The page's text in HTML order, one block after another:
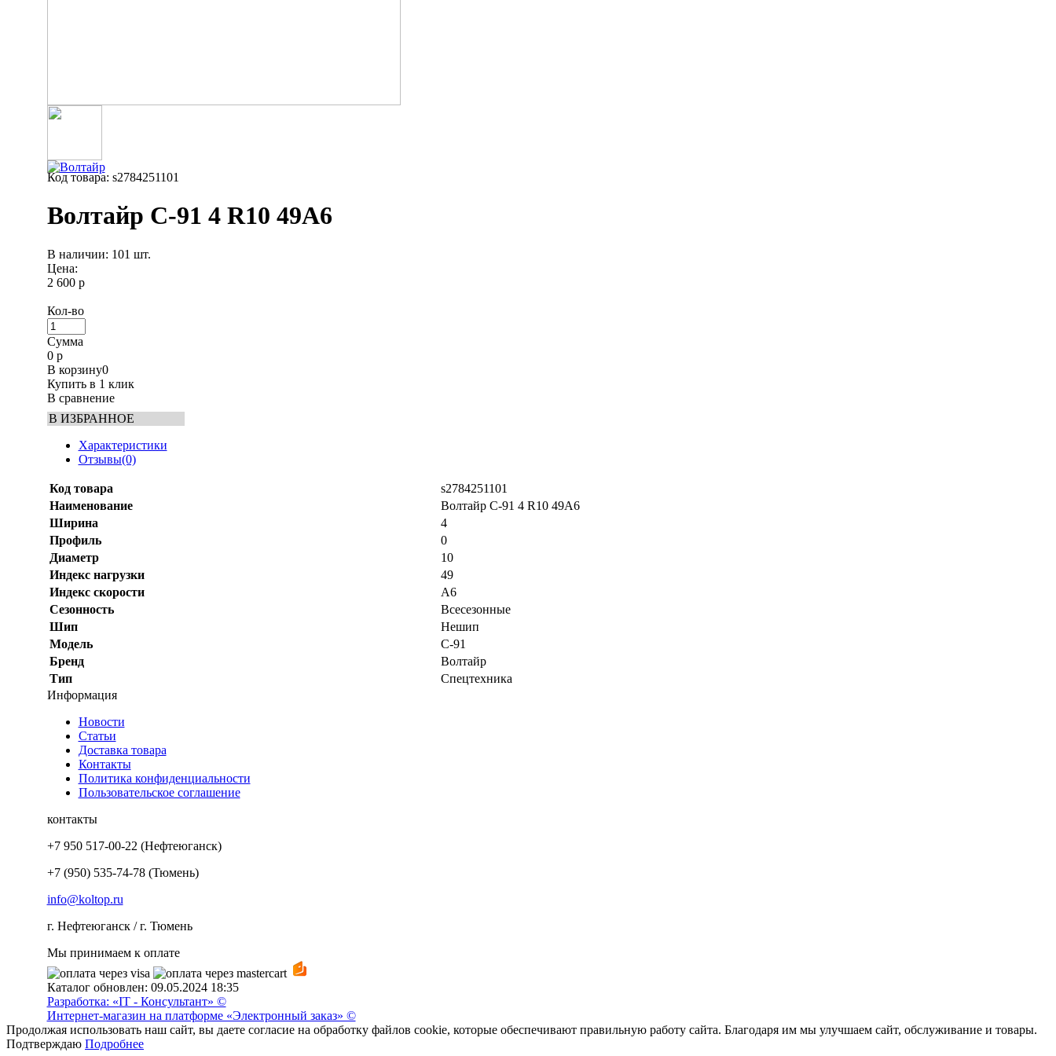
Код товара: s2784251101
Волтайр С-91 4 R10 49A6
В наличии: 101 шт.
Цена:
2 600 р
Кол-во
Сумма
0р
В корзину0
Купить в 1 клик
В сравнение
В ИЗБРАННОЕ
Характеристики
Отзывы(0)
Код товара
s2784251101
Наименование
Волтайр С-91 4 R10 49A6
Ширина
4
Профиль
0
Диаметр
10
Индекс нагрузки
49
Индекс скорости
A6
Сезонность
Всесезонные
Шип
Нешип
Модель
С-91
Бренд
Волтайр
Тип
Спецтехника
Информация
Новости
Статьи
Доставка товара
Контакты
Политика конфиденциальности
Пользовательское соглашение
контакты
+7 950 517-00-22 (Нефтеюганск)
+7 (950) 535-74-78 (Тюмень)
info@koltop.ru
г. Нефтеюганск / г. Тюмень
Мы принимаем к оплате
Каталог обновлен: 09.05.2024 18:35
Разработка: «IT - Консультант» ©
Интернет-магазин на платформе «Электронный заказ» ©
Продолжая использовать наш сайт, вы даете согласие на обработку файлов cookie, которые обеспечивают правильную работу сайта. Благодаря им мы улучшаем сайт, обслуживание и товары.
Подтверждаю Подробнее